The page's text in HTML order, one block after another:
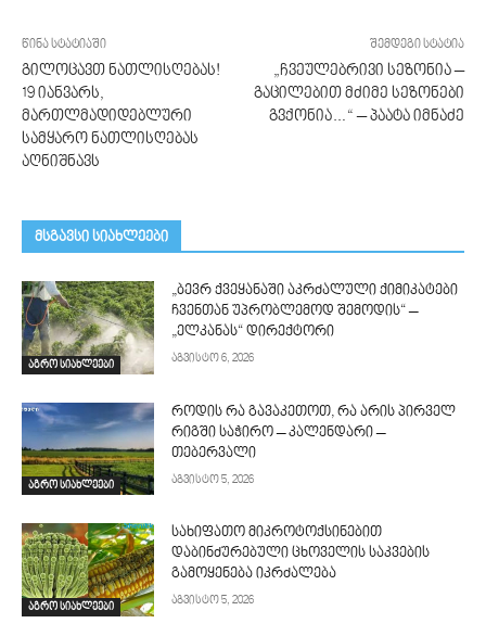
წინა სტატიაში
გილოცავთ ნათლისღებას!
19 იანვარს,
მართლმადიდებლური
სამყარო ნათლისღებას
აღნიშნავს
შემდეგი სტატია
„ჩვეულებრივი სეზონია –
გაცილებით მძიმე სეზონები
გვქონია…“ – პაატა იმნაძე
მსგავსი სიახლეები
აგრო სიახლეები
„ბევრ ქვეყანაში აკრძალული ქიმიკატები
ჩვენთან უპრობლემოდ შემოდის“ –
„ელკანას“ დირექტორი
აგვისტო 6, 2026
აგრო სიახლეები
როდის რა გავაკეთოთ, რა არის პირველ
რიგში საჭირო – კალენდარი –
თებერვალი
აგვისტო 5, 2026
აგრო სიახლეები
სახიფათო მიკროტოქსინებით
დაბინძურებული ცხოველის საკვების
გამოყენება იკრძალება
აგვისტო 5, 2026